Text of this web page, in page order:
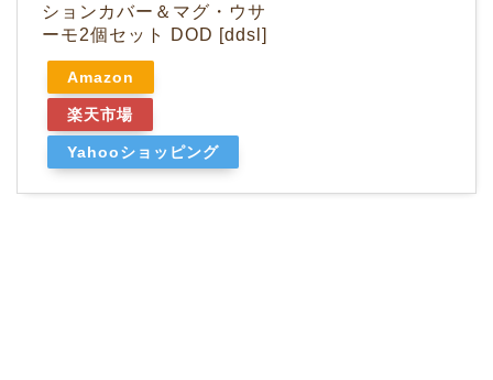
ションカバー＆マグ・ウサ
ーモ2個セット DOD [ddsl]
Amazon
楽天市場
Yahooショッピング